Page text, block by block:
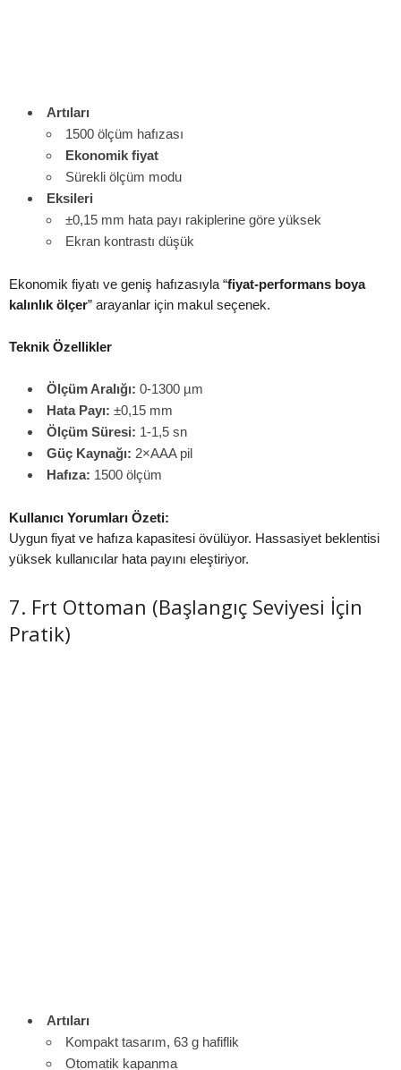
Artıları
1500 ölçüm hafızası
Ekonomik fiyat
Sürekli ölçüm modu
Eksileri
±0,15 mm hata payı rakiplerine göre yüksek
Ekran kontrastı düşük
Ekonomik fiyatı ve geniş hafızasıyla “fiyat-performans boya
kalınlık ölçer” arayanlar için makul seçenek.
Teknik Özellikler
Ölçüm Aralığı: 0-1300 µm
Hata Payı: ±0,15 mm
Ölçüm Süresi: 1-1,5 sn
Güç Kaynağı: 2×AAA pil
Hafıza: 1500 ölçüm
Kullanıcı Yorumları Özeti:
Uygun fiyat ve hafıza kapasitesi övülüyor. Hassasiyet beklentisi
yüksek kullanıcılar hata payını eleştiriyor.
7. Frt Ottoman (Başlangıç Seviyesi İçin
Pratik)
Artıları
Kompakt tasarım, 63 g hafiflik
Otomatik kapanma